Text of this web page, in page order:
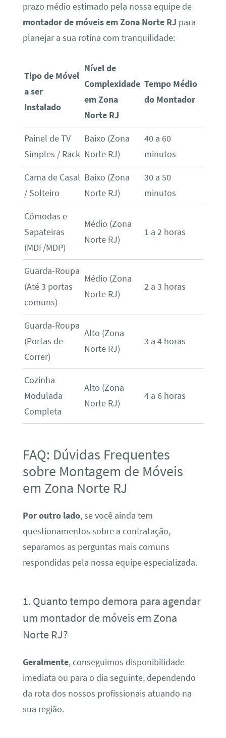
prazo médio estimado pela nossa equipe de
montador de móveis em Zona Norte RJ para
planejar a sua rotina com tranquilidade:
Tipo de Móvel
a ser
Instalado
Nível de
Complexidade
em Zona
Norte RJ
Tempo Médio
do Montador
Painel de TV
Simples / Rack
Baixo (Zona
Norte RJ)
40 a 60
minutos
Cama de Casal
/ Solteiro
Baixo (Zona
Norte RJ)
30 a 50
minutos
Cômodas e
Sapateiras
(MDF/MDP)
Médio (Zona
Norte RJ)
1 a 2 horas
Guarda-Roupa
(Até 3 portas
comuns)
Médio (Zona
Norte RJ)
2 a 3 horas
Guarda-Roupa
(Portas de
Correr)
Alto (Zona
Norte RJ)
3 a 4 horas
Cozinha
Modulada
Completa
Alto (Zona
Norte RJ)
4 a 6 horas
FAQ: Dúvidas Frequentes
sobre Montagem de Móveis
em Zona Norte RJ
Por outro lado, se você ainda tem
questionamentos sobre a contratação,
separamos as perguntas mais comuns
respondidas pela nossa equipe especializada.
1. Quanto tempo demora para agendar
um montador de móveis em Zona
Norte RJ?
Geralmente, conseguimos disponibilidade
imediata ou para o dia seguinte, dependendo
da rota dos nossos profissionais atuando na
sua região.